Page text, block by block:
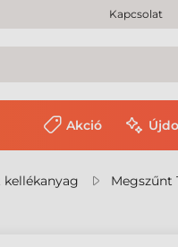
Kapcsolat
Akció
kellékanyag
Megszűnt